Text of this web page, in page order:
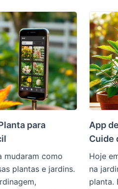
para
mudaram como
plantas e jardins.
App
Cuide
Hoje
na
planta.